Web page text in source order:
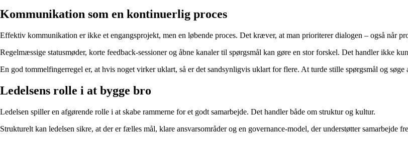
Kommunikation som en kontinuerlig proces
Effektiv kommunikation er ikke et engangsprojekt, men en løbende proces. Det kræver, at man prioriterer dialogen – også når
Regelmæssige statusmøder, korte feedback-sessioner og åbne kanaler til spørgsmål kan gøre en stor forskel. Det handler ikke
En god tommelfingerregel er, at hvis noget virker uklart, så er det sandsynligvis uklart for flere. At turde stille spørgsmål og
Ledelsens rolle i at bygge bro
Ledelsen spiller en afgørende rolle i at skabe rammerne for et godt samarbejde. Det handler både om struktur og kultur.
Strukturelt kan ledelsen sikre, at der er fælles mål, klare ansvarsområder og en governance-model, der understøtter samarbejde